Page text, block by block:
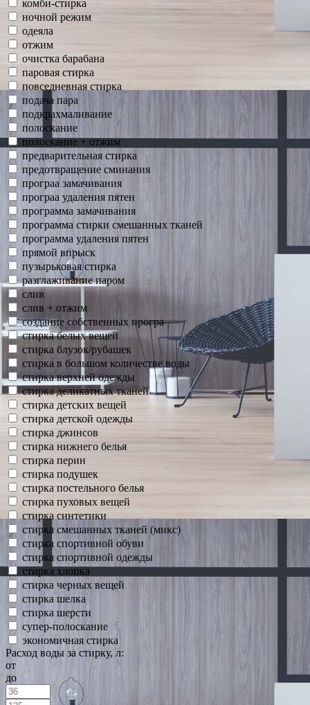
комби-стирка
ночной режим
одеяла
отжим
очистка барабана
паровая стирка
повседневная стирка
подача пара
подкрахмаливание
полоскание
полоскание + отжим
предварительная стирка
предотвращение сминания
програа замачивания
програа удаления пятен
программа замачивания
программа стирки смешанных тканей
программа удаления пятен
прямой впрыск
пузырьковая стирка
разглаживание паром
слив
слив + отжим
создание собственных програ
стирка белых вещей
стирка блузок/рубашек
стирка в большом количестве воды
стирка верхней одежды
стирка деликатных тканей
стирка детских вещей
стирка детской одежды
стирка джинсов
стирка нижнего белья
стирка перин
стирка подушек
стирка постельного белья
стирка пуховых вещей
стирка синтетики
стирка смешанных тканей (микс)
стирка спортивной обуви
стирка спортивной одежды
стирка хлопка
стирка черных вещей
стирка шелка
стирка шерсти
супер-полоскание
экономичная стирка
Расход воды за стирку, л:
от
до